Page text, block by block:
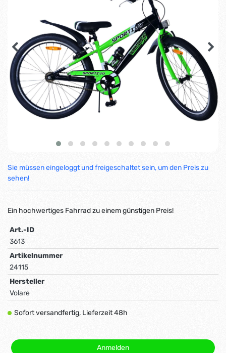
Sie müssen eingeloggt und freigeschaltet sein, um den Preis zu
sehen!
Ein hochwertiges Fahrrad zu einem günstigen Preis!
Art.-ID
3613
Artikelnummer
24115
Hersteller
Volare
Sofort versandfertig, Lieferzeit 48h
Anmelden